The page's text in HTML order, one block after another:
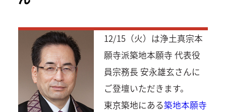
12/15（火）は浄土真宗本
願寺派築地本願寺 代表役
員宗務長 安永雄玄さんに
ご登壇いただきます。
東京築地にある築地本願寺